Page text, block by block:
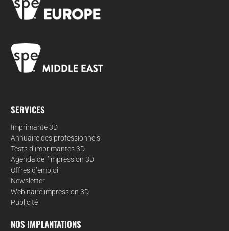
SERVICES
Imprimante 3D
Annuaire des professionnels
Tests d’imprimantes 3D
Agenda de l’impression 3D
Offres d’emploi
Newsletter
Webinaire impression 3D
Publicité
NOS IMPLANTATIONS